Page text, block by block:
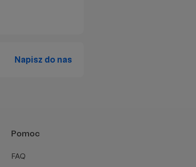
Napisz do nas
Pomoc
FAQ